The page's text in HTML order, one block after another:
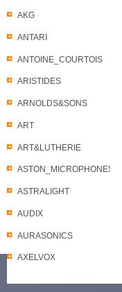
AKG
ANTARI
ANTOINE_COURTOIS
ARISTIDES
ARNOLDS&SONS
ART
ART&LUTHERIE
ASTON_MICROPHONES
ASTRALIGHT
AUDIX
AURASONICS
AXELVOX